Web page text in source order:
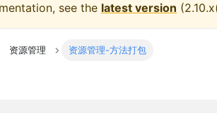
see the latest version (
资源管理 资源管理-方法打包